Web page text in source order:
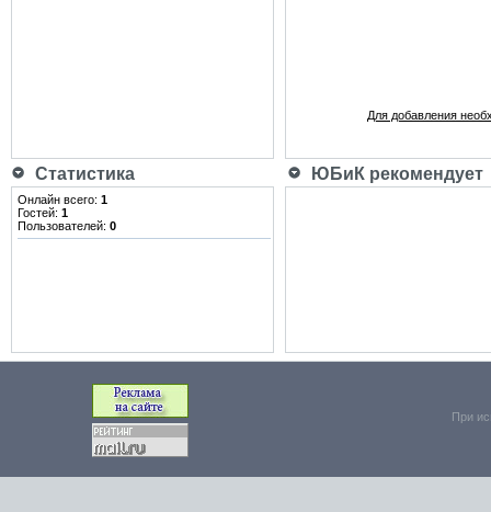
Для добавления
Статистика ЮБиК рекомендует
Онлайн всего: 1
Гостей: 1
Пользователей: 0
При